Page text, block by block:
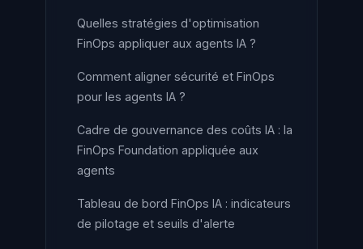
Quelles stratégies d'optimisation
FinOps appliquer aux agents IA ?
Comment aligner sécurité et FinOps
pour les agents IA ?
Cadre de gouvernance des coûts IA : la
FinOps Foundation appliquée aux
agents
Tableau de bord FinOps IA : indicateurs
de pilotage et seuils d'alerte